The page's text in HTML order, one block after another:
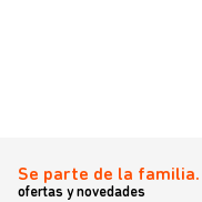
Se parte de la familia.
ofertas y novedades